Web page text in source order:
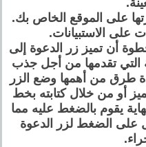
أن تميز زر الدعوة إلى
التي تقدمها من أجل جذب
طرق من أهمها وضع الزر
أو من خلال كتابته بخط
يقوم بالضغط عليه مما
على الضغط لزر الدعوة